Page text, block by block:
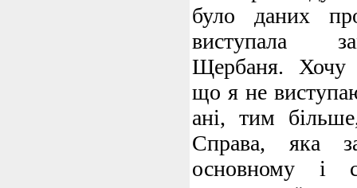
було даних
виступала
Щербаня. Хочу
що я не
ані, тим
Справа, яка
основному і